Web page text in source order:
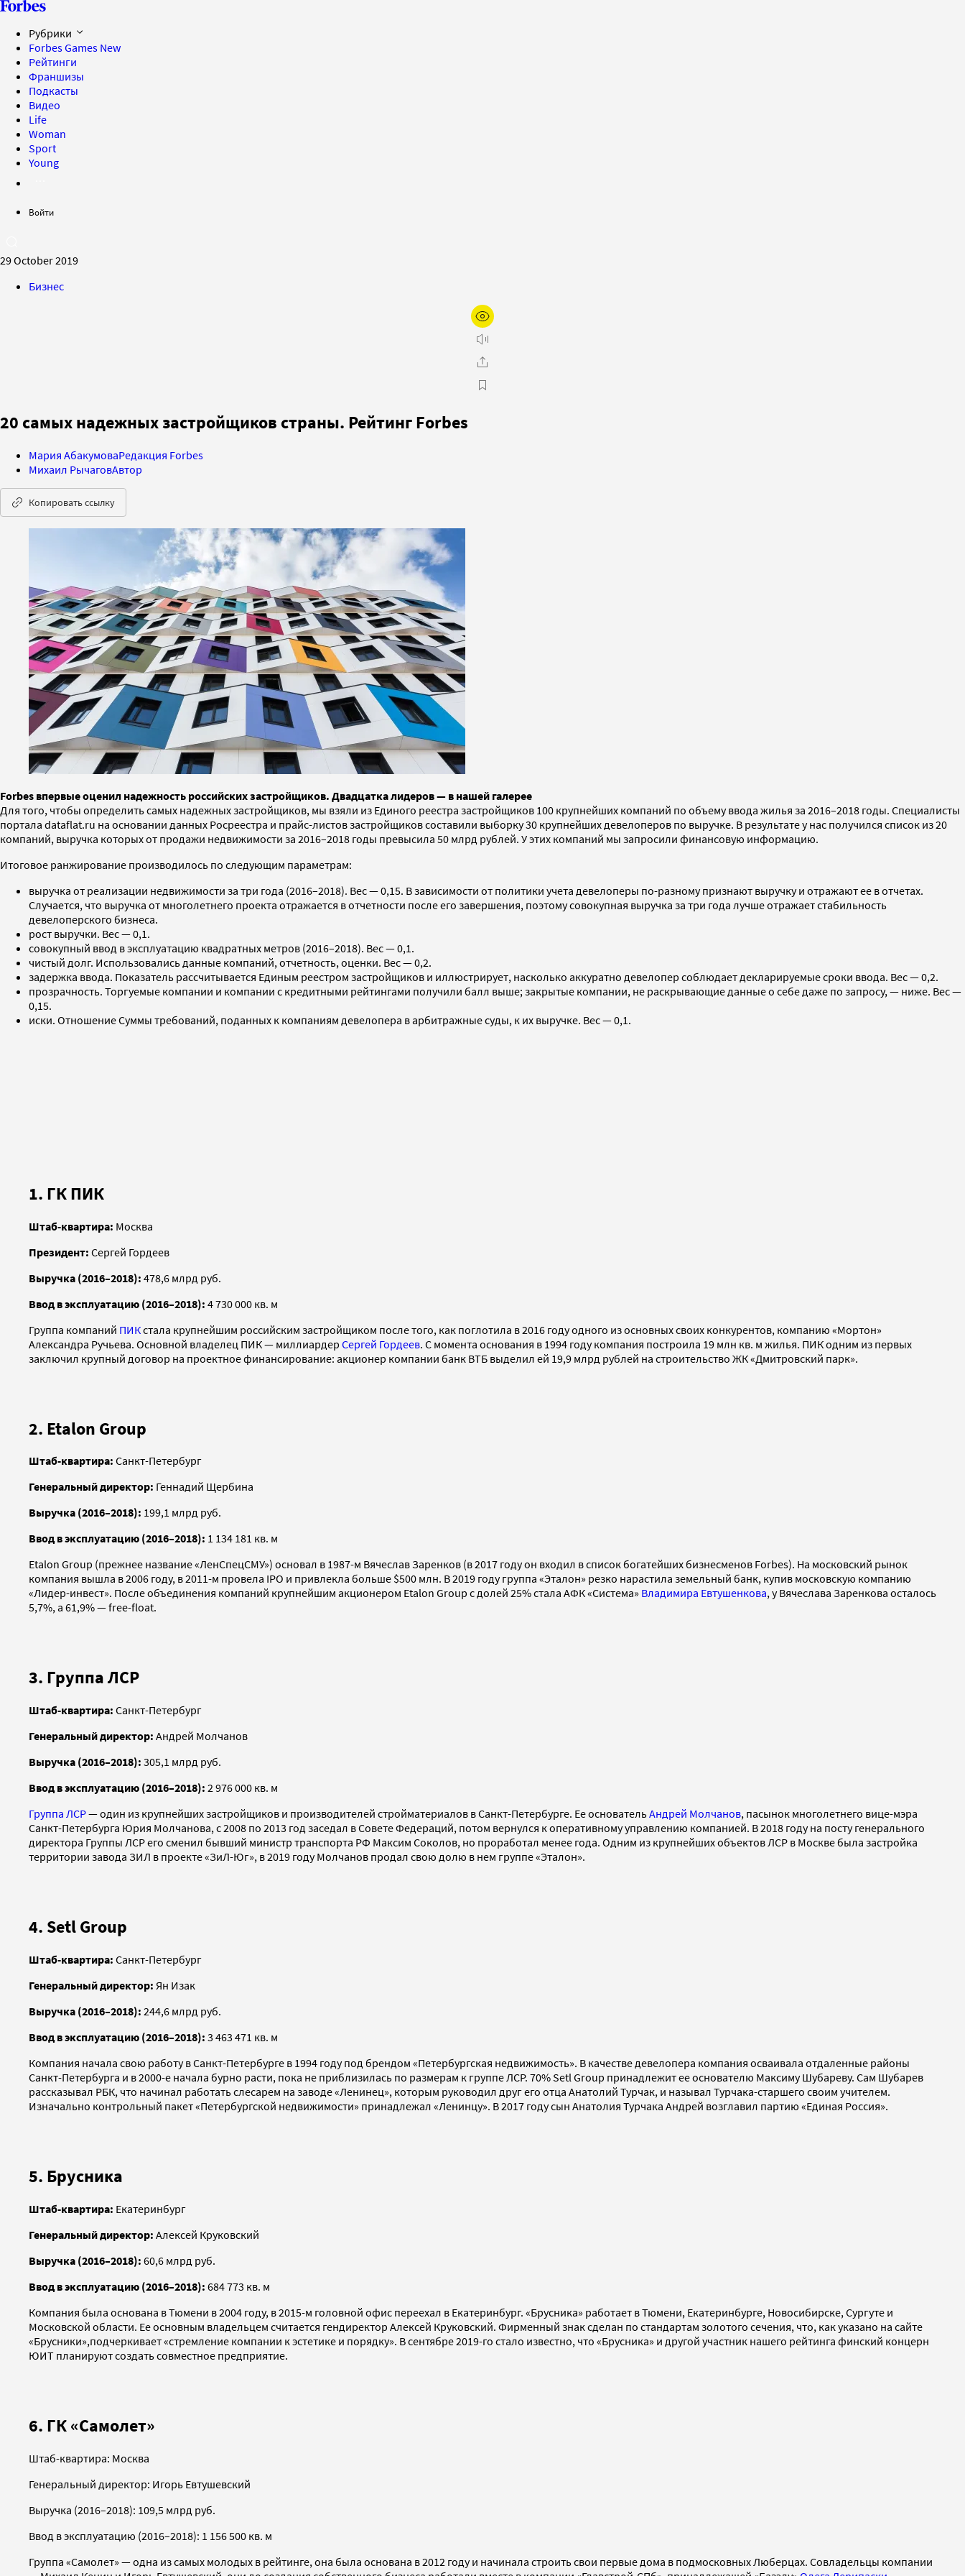
Рубрики
Forbes Games New
Рейтинги
Франшизы
Подкасты
Видео
Life
Woman
Sport
Young
Войти
29 October 2019
Бизнес
20 самых надежных застройщиков страны. Рейтинг Forbes
Мария АбакумоваРедакция Forbes
Михаил РычаговАвтор
Копировать ссылку
Forbes впервые оценил надежность российских застройщиков. Двадцатка лидеров — в нашей галерее
Для того, чтобы определить самых надежных застройщиков, мы взяли из Единого реестра застройщиков 100 крупнейших компаний по объему ввода жилья за 2016–2018 годы. Специалисты
портала dataflat.ru на основании данных Росреестра и прайс-листов застройщиков составили выборку 30 крупнейших девелоперов по выручке. В результате у нас получился список из 20
компаний, выручка которых от продажи недвижимости за 2016–2018 годы превысила 50 млрд рублей. У этих компаний мы запросили финансовую информацию.
Итоговое ранжирование производилось по следующим параметрам:
выручка от реализации недвижимости за три года (2016–2018). Вес — 0,15. В зависимости от политики учета девелоперы по-разному признают выручку и отражают ее в отчетах.
Случается, что выручка от многолетнего проекта отражается в отчетности после его завершения, поэтому совокупная выручка за три года лучше отражает стабильность
девелоперского бизнеса.
рост выручки. Вес — 0,1.
совокупный ввод в эксплуатацию квадратных метров (2016–2018). Вес — 0,1.
чистый долг. Использовались данные компаний, отчетность, оценки. Вес — 0,2.
задержка ввода. Показатель рассчитывается Единым реестром застройщиков и иллюстрирует, насколько аккуратно девелопер соблюдает декларируемые сроки ввода. Вес — 0,2.
прозрачность. Торгуемые компании и компании с кредитными рейтингами получили балл выше; закрытые компании, не раскрывающие данные о себе даже по запросу, — ниже. Вес —
0,15.
иски. Отношение Суммы требований, поданных к компаниям девелопера в арбитражные суды, к их выручке. Вес — 0,1.
1. ГК ПИК
Штаб-квартира: Москва
Президент: Сергей Гордеев
Выручка (2016–2018): 478,6 млрд руб.
Ввод в эксплуатацию (2016–2018): 4 730 000 кв. м
Группа компаний ПИКстала крупнейшим российским застройщиком после того, как поглотила в 2016 году одного из основных своих конкурентов, компанию «Мортон»
Александра Ручьева. Основной владелец ПИК — миллиардер Сергей Гордеев. С момента основания в 1994 году компания построила 19 млн кв. м жилья. ПИК одним из первых
заключил крупный договор на проектное финансирование: акционер компании банк ВТБ выделил ей 19,9 млрд рублей на строительство ЖК «Дмитровский парк».
2. Etalon Group
Штаб-квартира: Санкт-Петербург
Генеральный директор: Геннадий Щербина
Выручка (2016–2018): 199,1 млрд руб.
Ввод в эксплуатацию (2016–2018): 1 134 181 кв. м
Etalon Group (прежнее название «ЛенСпецСМУ») основал в 1987-м Вячеслав Заренков (в 2017 году он входил в список богатейших бизнесменов Forbes). На московский рынок
компания вышла в 2006 году, в 2011-м провела IPO и привлекла больше $500 млн. В 2019 году группа «Эталон» резко нарастила земельный банк, купив московскую компанию
«Лидер-инвест». После объединения компаний крупнейшим акционером Etalon Group с долей 25% стала АФК «Система» Владимира Евтушенкова, у Вячеслава Заренкова осталось
5,7%, а 61,9% — free-float.
3. Группа ЛСР
Штаб-квартира: Санкт-Петербург
Генеральный директор: Андрей Молчанов
Выручка (2016–2018): 305,1 млрд руб.
Ввод в эксплуатацию (2016–2018): 2 976 000 кв. м
Группа ЛСР— один из крупнейших застройщиков и производителей стройматериалов в Санкт-Петербурге. Ее основательАндрей Молчанов, пасынок многолетнего вице-мэра
Санкт-Петербурга Юрия Молчанова, с 2008 по 2013 год заседал в Совете Федераций, потом вернулся к оперативному управлению компанией. В 2018 году на посту генерального
директора Группы ЛСР его сменил бывший министр транспорта РФ Максим Соколов, но проработал менее года. Одним из крупнейших объектов ЛСР в Москве была застройка
территории завода ЗИЛ в проекте «ЗиЛ-Юг», в 2019 году Молчанов продал свою долю в нем группе «Эталон».
4. Setl Group
Штаб-квартира: Санкт-Петербург
Генеральный директор: Ян Изак
Выручка (2016–2018): 244,6 млрд руб.
Ввод в эксплуатацию (2016–2018): 3 463 471 кв. м
Компания начала свою работу в Санкт-Петербурге в 1994 году под брендом «Петербургская недвижимость». В качестве девелопера компания осваивала отдаленные районы
Санкт-Петербурга и в 2000-е начала бурно расти, пока не приблизилась по размерам к группе ЛСР. 70% Setl Group принадлежит ее основателю Максиму Шубареву. Сам Шубарев
рассказывал РБК, что начинал работать слесарем на заводе «Ленинец», которым руководил друг его отца Анатолий Турчак, и называл Турчака-старшего своим учителем.
Изначально контрольный пакет «Петербургской недвижимости» принадлежал «Ленинцу». В 2017 году сын Анатолия Турчака Андрей возглавил партию «Единая Россия».
5. Брусника
Штаб-квартира: Екатеринбург
Генеральный директор: Алексей Круковский
Выручка (2016–2018): 60,6 млрд руб.
Ввод в эксплуатацию (2016–2018): 684 773 кв. м
Компания была основана в Тюмени в 2004 году, в 2015-м головной офис переехал в Екатеринбург. «Брусника» работает в Тюмени, Екатеринбурге, Новосибирске, Сургуте и
Московской области. Ее основным владельцем считается гендиректор Алексей Круковский. Фирменный знак сделан по стандартам золотого сечения, что, как указано на сайте
«Брусники»,подчеркивает «стремление компании к эстетике и порядку». В сентябре 2019-го стало известно, что «Брусника» и другой участник нашего рейтинга финский концерн
ЮИТ планируют создать совместное предприятие.
6. ГК «Самолет»
Штаб-квартира: Москва
Генеральный директор: Игорь Евтушевский
Выручка (2016–2018): 109,5 млрд руб.
Ввод в эксплуатацию (2016–2018): 1 156 500 кв. м
Группа «Самолет» — одна из самых молодых в рейтинге, она была основана в 2012 году и начинала строить свои первые дома в подмосковных Люберцах. Совладельцы компании